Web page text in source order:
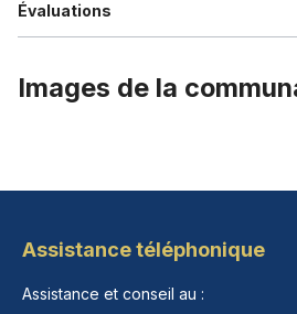
Évaluations
Images de la
Assistance téléphonique
Assistance et conseil au :